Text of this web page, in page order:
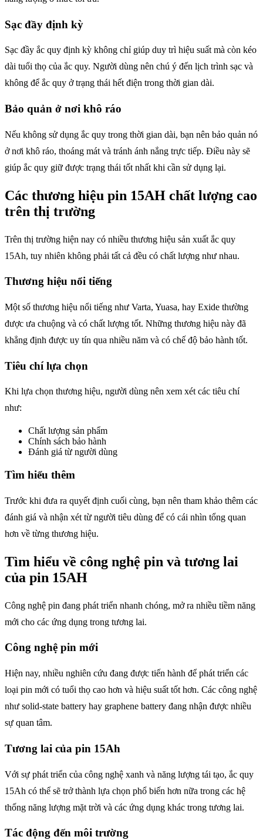
Sạc đầy định kỳ
Sạc đầy ắc quy định kỳ không chỉ giúp duy trì hiệu suất mà còn kéo
dài tuổi thọ của ắc quy. Người dùng nên chú ý đến lịch trình sạc và
không để ắc quy ở trạng thái hết điện trong thời gian dài.
Bảo quản ở nơi khô ráo
Nếu không sử dụng ắc quy trong thời gian dài, bạn nên bảo quản nó
ở nơi khô ráo, thoáng mát và tránh ánh nắng trực tiếp. Điều này sẽ
giúp ắc quy giữ được trạng thái tốt nhất khi cần sử dụng lại.
Các thương hiệu pin 15AH chất lượng cao
trên thị trường
Trên thị trường hiện nay có nhiều thương hiệu sản xuất ắc quy
15Ah, tuy nhiên không phải tất cả đều có chất lượng như nhau.
Thương hiệu nổi tiếng
Một số thương hiệu nổi tiếng như Varta, Yuasa, hay Exide thường
được ưa chuộng và có chất lượng tốt. Những thương hiệu này đã
khẳng định được uy tín qua nhiều năm và có chế độ bảo hành tốt.
Tiêu chí lựa chọn
Khi lựa chọn thương hiệu, người dùng nên xem xét các tiêu chí
như:
Chất lượng sản phẩm
Chính sách bảo hành
Đánh giá từ người dùng
Tìm hiểu thêm
Trước khi đưa ra quyết định cuối cùng, bạn nên tham khảo thêm các
đánh giá và nhận xét từ người tiêu dùng để có cái nhìn tổng quan
hơn về từng thương hiệu.
Tìm hiểu về công nghệ pin và tương lai
của pin 15AH
Công nghệ pin đang phát triển nhanh chóng, mở ra nhiều tiềm năng
mới cho các ứng dụng trong tương lai.
Công nghệ pin mới
Hiện nay, nhiều nghiên cứu đang được tiến hành để phát triển các
loại pin mới có tuổi thọ cao hơn và hiệu suất tốt hơn. Các công nghệ
như solid-state battery hay graphene battery đang nhận được nhiều
sự quan tâm.
Tương lai của pin 15Ah
Với sự phát triển của công nghệ xanh và năng lượng tái tạo, ắc quy
15Ah có thể sẽ trở thành lựa chọn phổ biến hơn nữa trong các hệ
thống năng lượng mặt trời và các ứng dụng khác trong tương lai.
Tác động đến môi trường